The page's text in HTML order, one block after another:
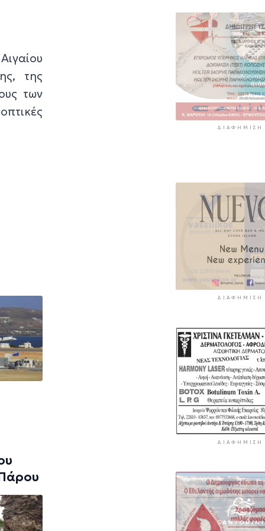
της
των
ΔΙΑΦΉΜΙΣΗ
ΔΙΑΦΉΜΙΣΗ
ΔΙΑΦΉΜΙΣΗ